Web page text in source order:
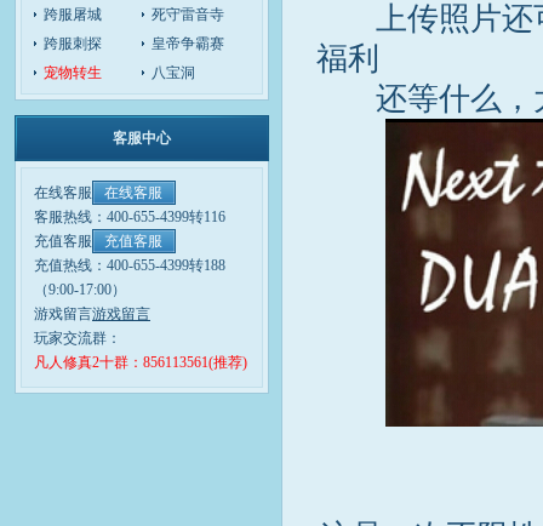
跨服屠城
死守雷音寺
跨服刺探
皇帝争霸赛
宠物转生
八宝洞
客服中心
在线客服
在线客服
客服热线：400-655-4399转116
充值客服
充值客服
充值热线：400-655-4399转188
（9:00-17:00）
游戏留言游戏留言
玩家交流群：
凡人修真2十群：856113561(推荐)
上传照片还
福利
还等什么，